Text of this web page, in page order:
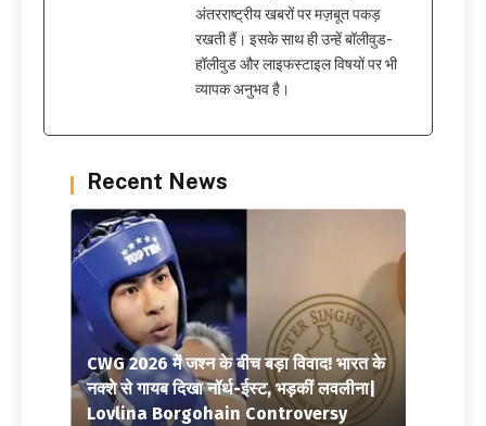
अंतरराष्ट्रीय खबरों पर मज़बूत पकड़
रखती हैं। इसके साथ ही उन्हें बॉलीवुड-
हॉलीवुड और लाइफस्टाइल विषयों पर भी
व्यापक अनुभव है।
Recent News
CWG 2026 में जश्न के बीच बड़ा विवाद! भारत के
नक्शे से गायब दिखा नॉर्थ-ईस्ट, भड़कीं लवलीना|
Lovlina Borgohain Controversy